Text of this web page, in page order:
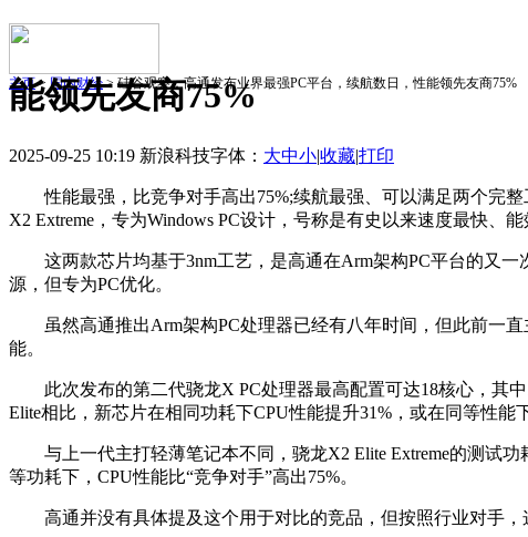
主页> 国内财经> 硅谷观察：高通发布业界最强PC平台，续航数日，性能领先友商75%
能领先友商75%
2025-09-25 10:19 新浪科技字体： 大中小|收藏|打印
性能最强，比竞争对手高出75%;续航最强、可以满足两个完整
X2 Extreme，专为Windows PC设计，号称是有史以来速度最快、能
这两款芯片均基于3nm工艺，是高通在Arm架构PC平台的又一
源，但专为PC优化。
虽然高通推出Arm架构PC处理器已经有八年时间，但此前一直
能。
此次发布的第二代骁龙X PC处理器最高配置可达18核心，其
Elite相比，新芯片在相同功耗下CPU性能提升31%，或在同等性能
与上一代主打轻薄笔记本不同，骁龙X2 Elite Extreme的测试功
等功耗下，CPU性能比“竞争对手”高出75%。
高通并没有具体提及这个用于对比的竞品，但按照行业对手，